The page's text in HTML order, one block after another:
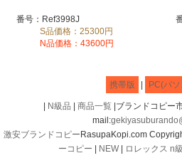
番号：Ref3998J
S品価格：25300円
N品価格：43600円
携帯版 | PC(パ
| N級品 | 商品一覧|ブランドコピー
mail:
激安ブランドコピーRasupaKopi.com
ーコピー | NEW| ロレックス n